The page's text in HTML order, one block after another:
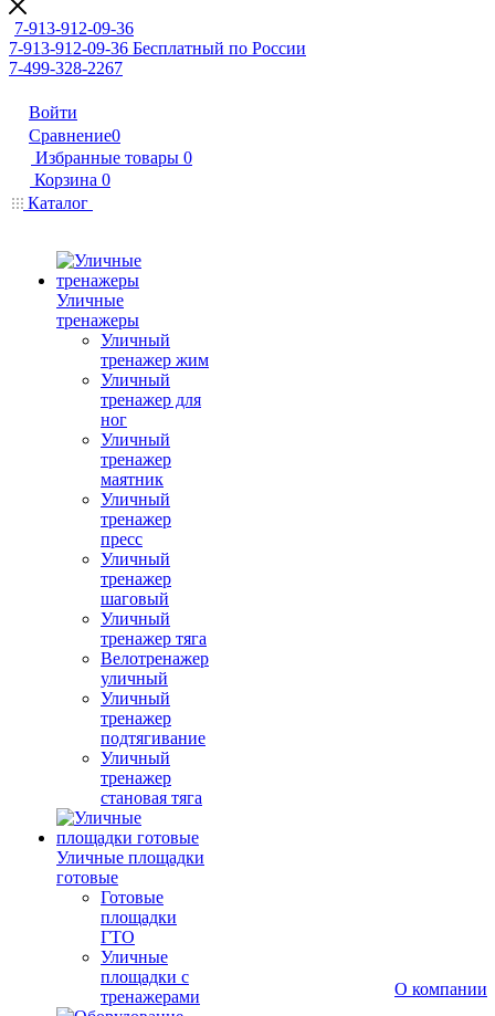
7-913-912-09-36
7-913-912-09-36 Бесплатный по России
7-499-328-2267
Войти
Сравнение0
Избранные товары 0
Корзина 0
Каталог
Уличные
тренажеры
Уличный
тренажер жим
Уличный
тренажер для
ног
Уличный
тренажер
маятник
Уличный
тренажер
пресс
Уличный
тренажер
шаговый
Уличный
тренажер тяга
Велотренажер
уличный
Уличный
тренажер
подтягивание
Уличный
тренажер
становая тяга
Уличные площадки
готовые
Готовые
площадки
ГТО
Уличные
площадки с
тренажерами
О компании